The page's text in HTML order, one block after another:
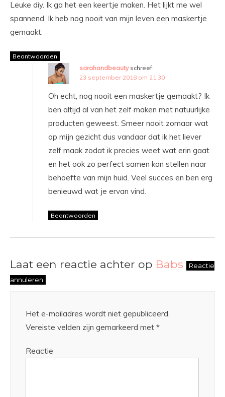
Leuke diy. Ik ga het een keertje maken. Het lijkt me wel
spannend. Ik heb nog nooit van mijn leven een maskertje
gemaakt.
Beantwoorden
sarahandbeauty schreef:
23 september 2018 om 21:30
Oh echt, nog nooit een maskertje gemaakt? Ik
ben altijd al van het zelf maken met natuurlijke
producten geweest. Smeer nooit zomaar wat
op mijn gezicht dus vandaar dat ik het liever
zelf maak zodat ik precies weet wat erin gaat
en het ook zo perfect samen kan stellen naar
behoefte van mijn huid. Veel succes en ben erg
benieuwd wat je ervan vind.
Beantwoorden
Laat een reactie achter op Babs
Reactie
annuleren
Het e-mailadres wordt niet gepubliceerd.
Vereiste velden zijn gemarkeerd met *
Reactie